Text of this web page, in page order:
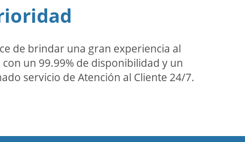
de brindar una gran experiencia al
un 99.99% de disponibilidad y un
servicio de Atención al Cliente 24/7.